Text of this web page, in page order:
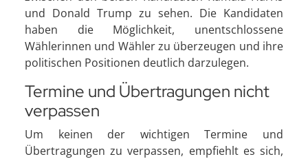
und Donald Trump zu sehen. Die Kandidaten
haben die Möglichkeit, unentschlossene
Wählerinnen und Wähler zu überzeugen und ihre
politischen Positionen deutlich darzulegen.
Termine und Übertragungen nicht
verpassen
Um keinen der wichtigen Termine und
Übertragungen zu verpassen, empfiehlt es sich,